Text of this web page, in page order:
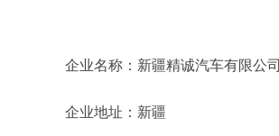
企业名称：新疆精诚汽车有限公司
企业地址：新疆